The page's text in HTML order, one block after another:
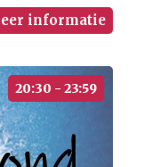
informatie
20:30 - 23:59